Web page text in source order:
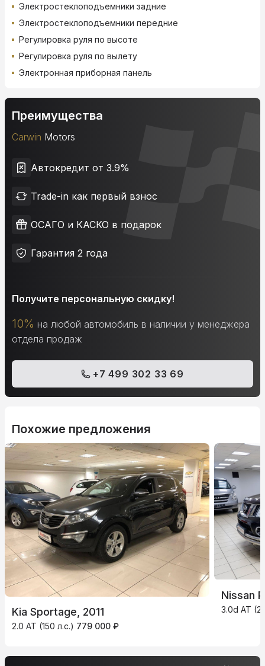
Электростеклоподъемники задние
Электростеклоподъемники передние
Регулировка руля по высоте
Регулировка руля по вылету
Электронная приборная панель
Преимущества
Carwin Motors
Автокредит от 3.9%
Trade-in как первый взнос
ОСАГО и КАСКО в подарок
Гарантия 2 года
Получите персональную скидку!
10% на любой автомобиль в наличии у менеджера
отдела продаж
+7 499 302 33 69
Похожие предложения
Kia Sportage, 2011
2.0 AT (150 л.с.) 779 000 ₽
Nissan
3.0d AT